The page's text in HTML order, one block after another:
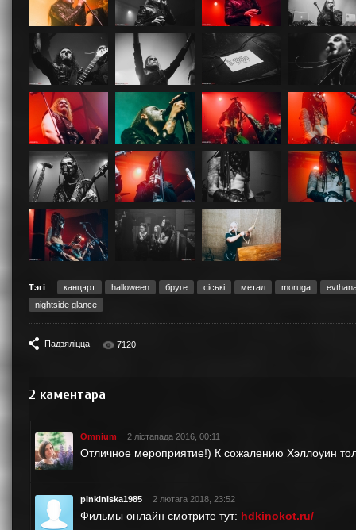
Тэгі канцэрт halloween бруге сіські метал moruga
nightside glance
Падзяліцца 7120
2 каментара
Omnium 2 лістапада 2016, 00:11
Отличное мероприятие!) К сожалению Хэллоуин
pinkiniska1985 2 лютага 2018, 23:52
Фильмы онлайн смотрите тут: hdkinokot.ru/